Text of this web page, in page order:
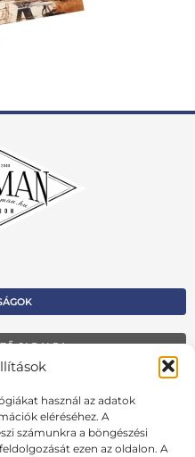
használ az adatok
eléréséhez. A
számunkra a böngészési
ezen az oldalon. A
OLDALRA